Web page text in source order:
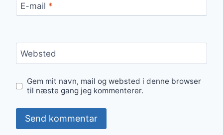
E-mail *
Websted
Gem mit navn, mail og websted i denne browser
til næste gang jeg kommenterer.